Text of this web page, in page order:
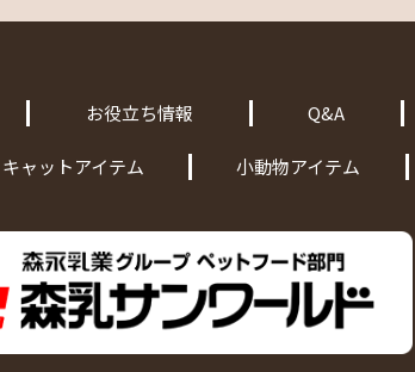
お役立ち情報 Q&A
キャットアイテム 小動物アイテム